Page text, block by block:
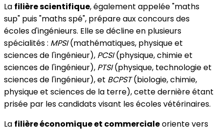
La filière scientifique, également appelée "maths
sup" puis "maths spé", prépare aux concours des
écoles d'ingénieurs. Elle se décline en plusieurs
spécialités : MPSI(mathématiques, physique et
sciences de l'ingénieur), PCSI(physique, chimie et
sciences de l'ingénieur), PTSI(physique, technologie et
sciences de l'ingénieur), et BCPST(biologie, chimie,
physique et sciences de la terre), cette dernière étant
prisée par les candidats visant les écoles vétérinaires.
La filière économique et commercialeoriente vers